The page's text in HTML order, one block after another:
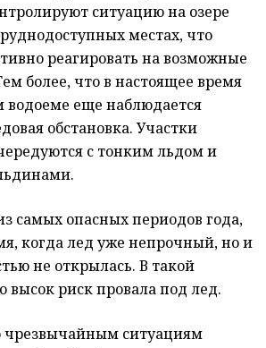
ситуацию на озере
местах, что
реагировать на возможные
более, что в настоящее время
водоеме еще наблюдается
обстановка. Участки
с тонким льдом и
самых опасных периодов года,
когда лед уже непрочный, но и
не открылась. В такой
высок риск провала под лед.
чрезвычайным ситуациям